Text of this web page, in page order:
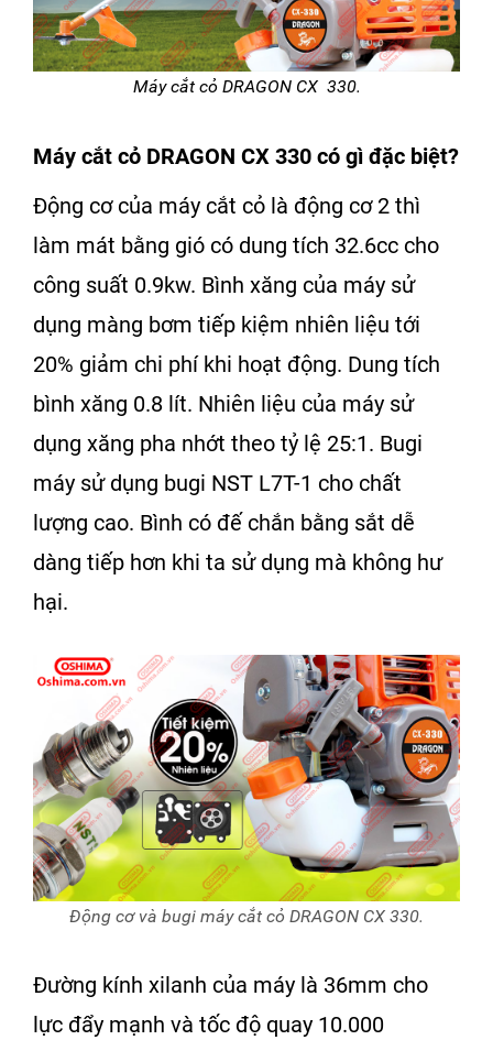
Máy cắt cỏ DRAGON CX 330.
Máy cắt cỏ DRAGON CX 330 có gì đặc biệt?
Động cơ của máy cắt cỏ là động cơ 2 thì
làm mát bằng gió có dung tích 32.6cc cho
công suất 0.9kw. Bình xăng của máy sử
dụng màng bơm tiếp kiệm nhiên liệu tới
20% giảm chi phí khi hoạt động. Dung tích
bình xăng 0.8 lít. Nhiên liệu của máy sử
dụng xăng pha nhớt theo tỷ lệ 25:1. Bugi
máy sử dụng bugi NST L7T-1 cho chất
lượng cao. Bình có đế chắn bằng sắt dễ
dàng tiếp hơn khi ta sử dụng mà không hư
hại.
Động cơ và bugi máy cắt cỏ DRAGON CX 330.
Đường kính xilanh của máy là 36mm cho
lực đẩy mạnh và tốc độ quay 10.000